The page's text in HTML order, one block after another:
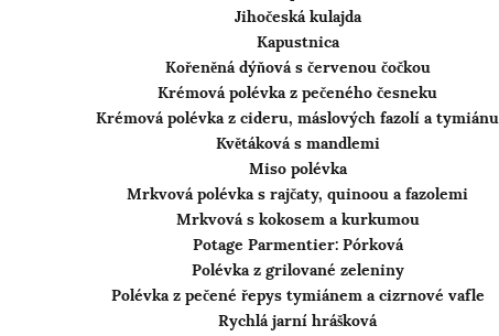
Jihočeská kulajda
Kapustnica
Kořeněná dýňová s červenou čočkou
Krémová polévka z pečeného česneku
Krémová polévka z cideru, máslových fazolí a tymiánu
Květáková s mandlemi
Miso polévka
Mrkvová polévka s rajčaty, quinoou a fazolemi
Mrkvová s kokosem a kurkumou
Potage Parmentier: Pórková
Polévka z grilované zeleniny
Polévka z pečené řepys tymiánem a cizrnové vafle
Rychlá jarní hrášková